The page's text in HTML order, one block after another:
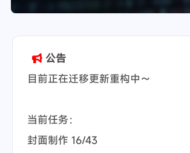
公告
目前正在迁移更新重构中～
当前任务：
封面制作 16/43